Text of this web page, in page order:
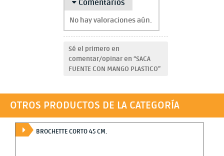
Comentarios
No hay valoraciones aún.
Sé el primero en
comentar/opinar en “SACA
FUENTE CON MANGO PLASTICO”
OTROS PRODUCTOS DE LA CATEGORÍA
BROCHETTE CORTO 45 CM.